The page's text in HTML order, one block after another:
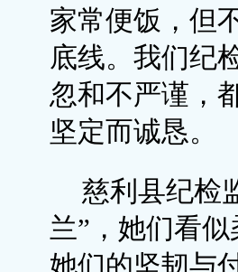
家常便饭，但
底线。我们纪
忽和不严谨，
坚定而诚恳。
慈利县纪检
兰”，她们看
她们的坚韧与